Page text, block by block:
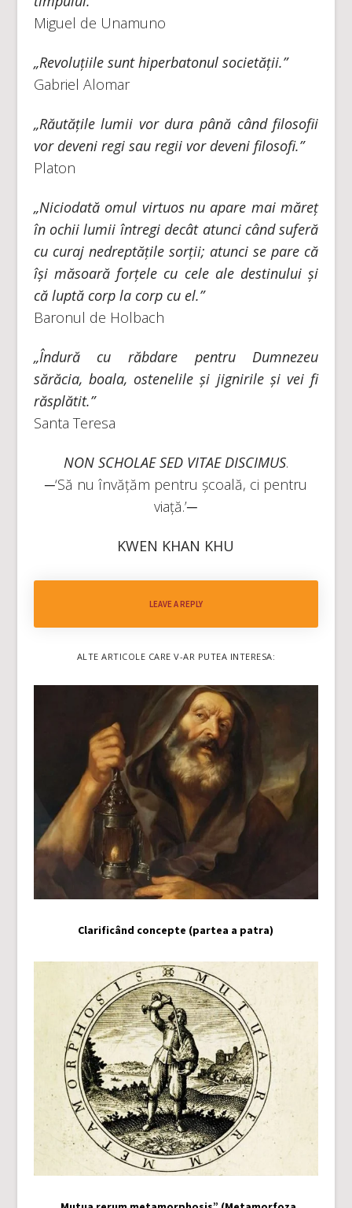
Miguel de Unamuno
„Revoluțiile sunt hiperbatonul societății.”
Gabriel Alomar
„Răutățile lumii vor dura până când filosofii
vor deveni regi sau regii vor deveni filosofi.”
Platon
„Niciodată omul virtuos nu apare mai măreț
în ochii lumii întregi decât atunci când suferă
cu curaj nedreptățile sorții; atunci se pare că
își măsoară forțele cu cele ale destinului și
că luptă corp la corp cu el.”
Baronul de Holbach
„Îndură cu răbdare pentru Dumnezeu
sărăcia, boala, ostenelile și jignirile și vei fi
răsplătit.”
Santa Teresa
NON SCHOLAE SED VITAE DISCIMUS.
─‘Să nu învățăm pentru școală, ci pentru
viață.’─
KWEN KHAN KHU
LEAVE A REPLY
ALTE ARTICOLE CARE V-AR PUTEA INTERESA:
Clarificând concepte (partea a patra)